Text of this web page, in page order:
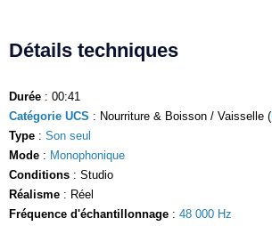
Détails techniques
Durée : 00:41
Catégorie UCS : Nourriture & Boisson / Vaisselle (
Type : Son seul
Mode : Monophonique
Conditions : Studio
Réalisme : Réel
Fréquence d'échantillonnage : 48 000 Hz